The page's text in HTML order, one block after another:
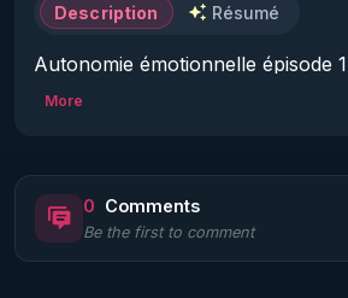
Description Résumé
Autonomie émotionnelle épisode
l'EFT
More
0 Comments
Be the first to comment